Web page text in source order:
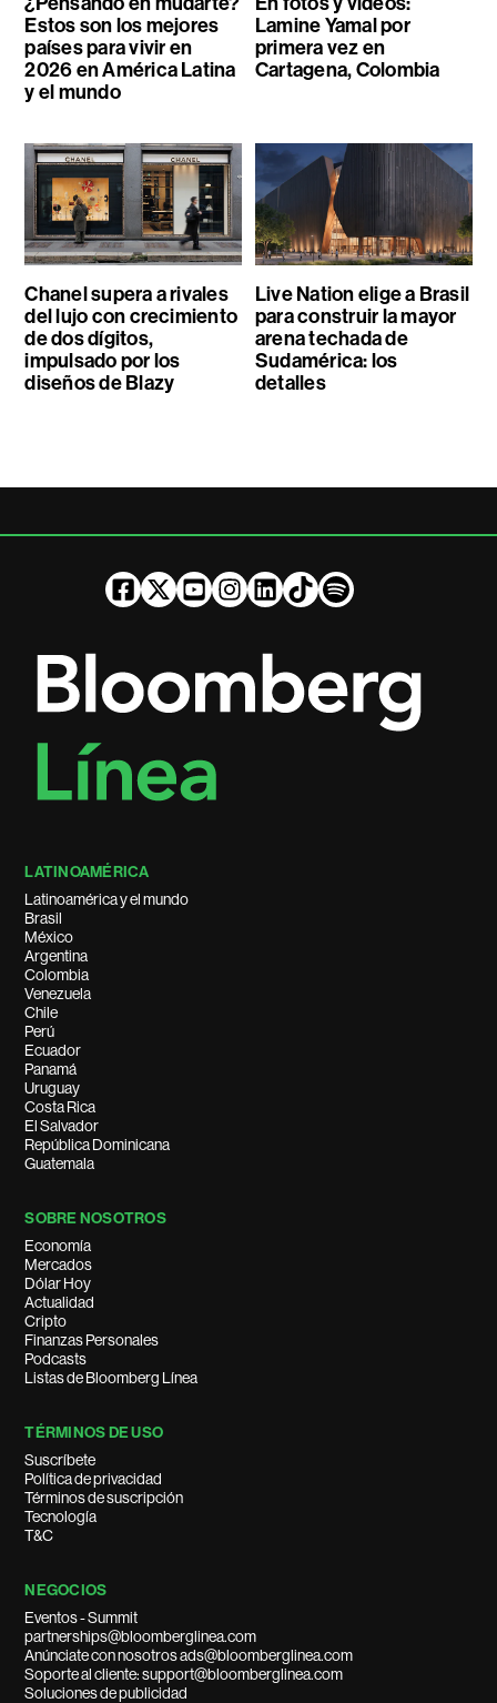
Estos son los mejores
países para vivir en
2026 en América Latina
y el mundo
Lamine Yamal por
primera vez en
Cartagena, Colombia
Chanel supera a rivales
del lujo con crecimiento
de dos dígitos,
impulsado por los
diseños de Blazy
Live Nation elige a Brasil
para construir la mayor
arena techada de
Sudamérica: los
detalles
LATINOAMÉRICA
Latinoamérica y el mundo
Brasil
México
Argentina
Colombia
Venezuela
Chile
Perú
Ecuador
Panamá
Uruguay
Costa Rica
El Salvador
República Dominicana
Guatemala
SOBRE NOSOTROS
Economía
Mercados
Dólar Hoy
Actualidad
Cripto
Finanzas Personales
Podcasts
Listas de Bloomberg Línea
TÉRMINOS DE USO
Suscríbete
Política de privacidad
Términos de suscripción
Tecnología
T&C
NEGOCIOS
Eventos - Summit
partnerships@bloomberglinea.com
Anúnciate con nosotros ads@bloomberglinea.com
Soporte al cliente: support@bloomberglinea.com
Soluciones de publicidad